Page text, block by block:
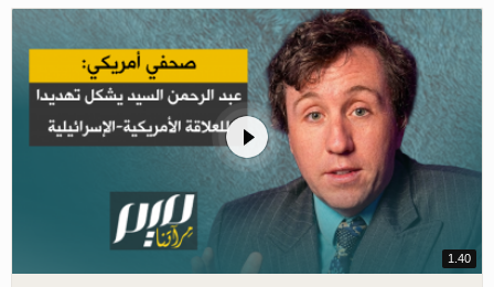
1.40